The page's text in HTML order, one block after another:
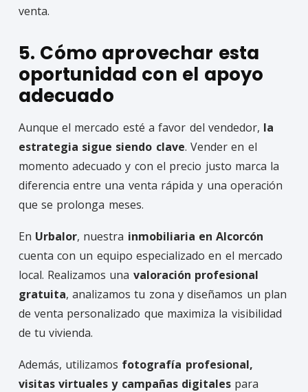
venta.
5. Cómo aprovechar esta
oportunidad con el apoyo
adecuado
Aunque el mercado esté a favor del vendedor, la
estrategia sigue siendo clave. Vender en el
momento adecuado y con el precio justo marca la
diferencia entre una venta rápida y una operación
que se prolonga meses.
En Urbalor, nuestra inmobiliaria en Alcorcón
cuenta con un equipo especializado en el mercado
local. Realizamos una valoración profesional
gratuita, analizamos tu zona y diseñamos un plan
de venta personalizado que maximiza la visibilidad
de tu vivienda.
Además, utilizamos fotografía profesional,
visitas virtuales y campañas digitales para